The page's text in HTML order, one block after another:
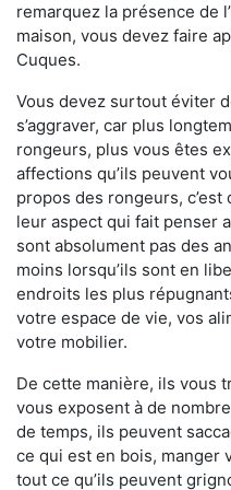
remarquez la présence de
maison, vous devez faire
Cuques.
Vous devez surtout éviter
s’aggraver, car plus
rongeurs, plus vous êtes
affections qu’ils peuvent
propos des rongeurs,
leur aspect qui fait penser
sont absolument pas des
moins lorsqu’ils sont en
endroits les plus
votre espace de vie, vos
votre mobilier.
De cette manière, ils vous
vous exposent à de
de temps, ils peuvent
ce qui est en bois, manger
tout ce qu’ils peuvent